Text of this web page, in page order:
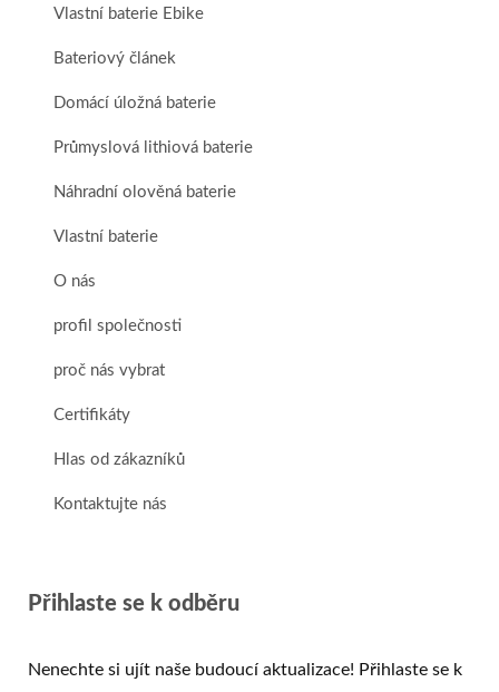
Vlastní baterie Ebike
Bateriový článek
Domácí úložná baterie
Průmyslová lithiová baterie
Náhradní olověná baterie
Vlastní baterie
O nás
profil společnosti
proč nás vybrat
Certifikáty
Hlas od zákazníků
Kontaktujte nás
Přihlaste se k odběru
Nenechte si ujít naše budoucí aktualizace! Přihlaste se k